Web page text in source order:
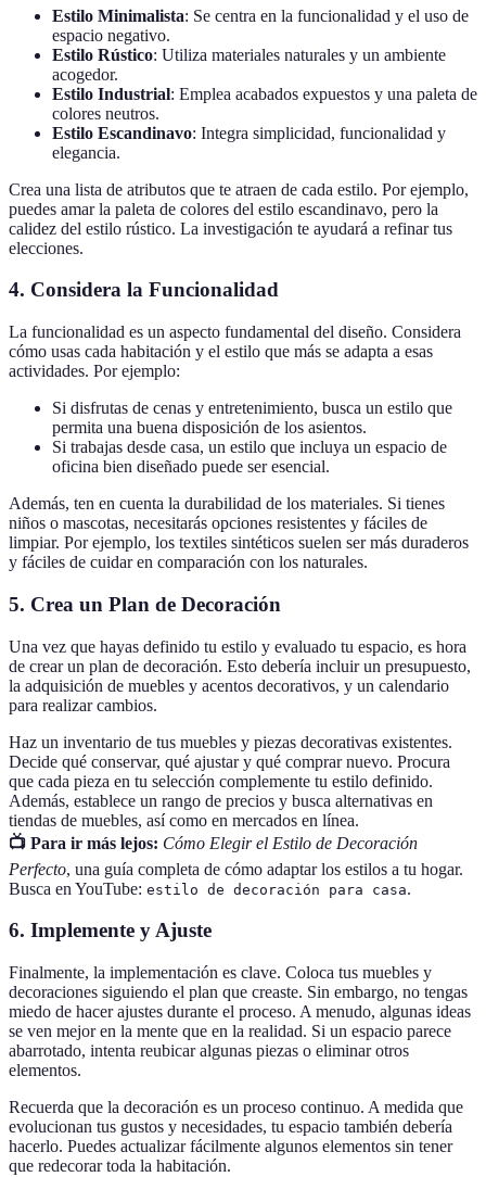
Estilo Minimalista: Se centra en la funcionalidad y el uso de
espacio negativo.
Estilo Rústico: Utiliza materiales naturales y un ambiente
acogedor.
Estilo Industrial: Emplea acabados expuestos y una paleta de
colores neutros.
Estilo Escandinavo: Integra simplicidad, funcionalidad y
elegancia.
Crea una lista de atributos que te atraen de cada estilo. Por ejemplo,
puedes amar la paleta de colores del estilo escandinavo, pero la
calidez del estilo rústico. La investigación te ayudará a refinar tus
elecciones.
4. Considera la Funcionalidad
La funcionalidad es un aspecto fundamental del diseño. Considera
cómo usas cada habitación y el estilo que más se adapta a esas
actividades. Por ejemplo:
Si disfrutas de cenas y entretenimiento, busca un estilo que
permita una buena disposición de los asientos.
Si trabajas desde casa, un estilo que incluya un espacio de
oficina bien diseñado puede ser esencial.
Además, ten en cuenta la durabilidad de los materiales. Si tienes
niños o mascotas, necesitarás opciones resistentes y fáciles de
limpiar. Por ejemplo, los textiles sintéticos suelen ser más duraderos
y fáciles de cuidar en comparación con los naturales.
5. Crea un Plan de Decoración
Una vez que hayas definido tu estilo y evaluado tu espacio, es hora
de crear un plan de decoración. Esto debería incluir un presupuesto,
la adquisición de muebles y acentos decorativos, y un calendario
para realizar cambios.
Haz un inventario de tus muebles y piezas decorativas existentes.
Decide qué conservar, qué ajustar y qué comprar nuevo. Procura
que cada pieza en tu selección complemente tu estilo definido.
Además, establece un rango de precios y busca alternativas en
tiendas de muebles, así como en mercados en línea.
📺 Para ir más lejos: Cómo Elegir el Estilo de Decoración
Perfecto, una guía completa de cómo adaptar los estilos a tu hogar.
Busca en YouTube: estilo de decoración para casa.
6. Implemente y Ajuste
Finalmente, la implementación es clave. Coloca tus muebles y
decoraciones siguiendo el plan que creaste. Sin embargo, no tengas
miedo de hacer ajustes durante el proceso. A menudo, algunas ideas
se ven mejor en la mente que en la realidad. Si un espacio parece
abarrotado, intenta reubicar algunas piezas o eliminar otros
elementos.
Recuerda que la decoración es un proceso continuo. A medida que
evolucionan tus gustos y necesidades, tu espacio también debería
hacerlo. Puedes actualizar fácilmente algunos elementos sin tener
que redecorar toda la habitación.